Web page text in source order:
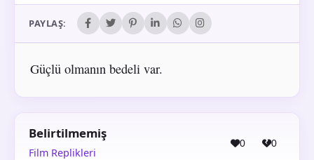
PAYLAŞ:
Güçlü olmanın bedeli var.
Belirtilmemiş
Film Replikleri
0 0